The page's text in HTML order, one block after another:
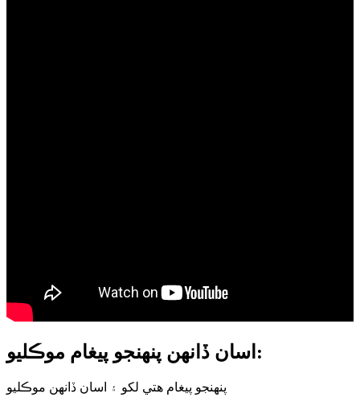
اسان ڏانهن پنهنجو پيغام موڪليو:
پنهنجو پيغام هتي لکو ۽ اسان ڏانهن موڪليو